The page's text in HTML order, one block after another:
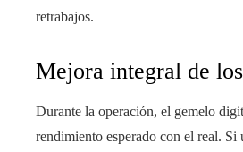
retrabajos.
Mejora integral de
Durante la operación, el gemelo
rendimiento esperado con el real. Si